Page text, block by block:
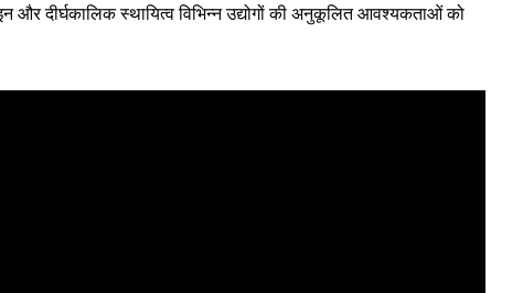
दीर्घकालिक स्थायित्व विभिन्न उद्योगों की अनुकूलित आवश्यकताओं को